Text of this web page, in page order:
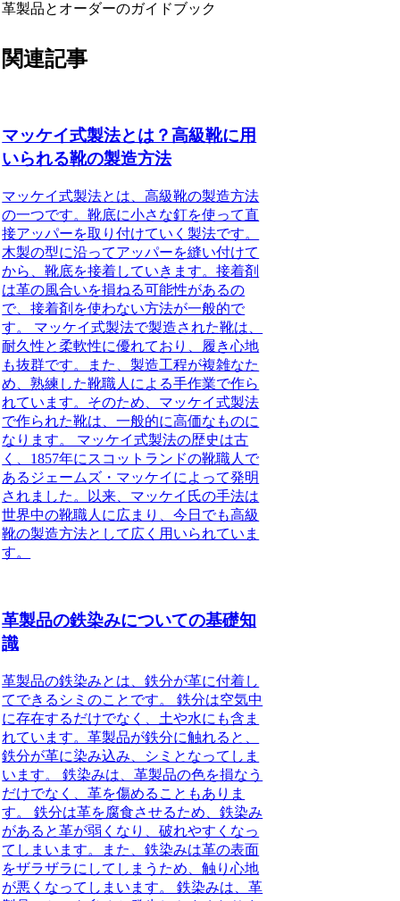
革製品とオーダーのガイドブック
関連記事
マッケイ式製法とは？高級靴に用
いられる靴の製造方法
マッケイ式製法とは、高級靴の製造方法
の一つです。靴底に小さな釘を使って直
接アッパーを取り付けていく製法です。
木製の型に沿ってアッパーを縫い付けて
から、靴底を接着していきます。接着剤
は革の風合いを損ねる可能性があるの
で、接着剤を使わない方法が一般的で
す。 マッケイ式製法で製造された靴は、
耐久性と柔軟性に優れており、履き心地
も抜群です。また、製造工程が複雑なた
め、熟練した靴職人による手作業で作ら
れています。そのため、マッケイ式製法
で作られた靴は、一般的に高価なものに
なります。 マッケイ式製法の歴史は古
く、1857年にスコットランドの靴職人で
あるジェームズ・マッケイによって発明
されました。以来、マッケイ氏の手法は
世界中の靴職人に広まり、今日でも高級
靴の製造方法として広く用いられていま
す。
革製品の鉄染みについての基礎知
識
革製品の鉄染みとは、鉄分が革に付着し
てできるシミのことです。 鉄分は空気中
に存在するだけでなく、土や水にも含ま
れています。革製品が鉄分に触れると、
鉄分が革に染み込み、シミとなってしま
います。 鉄染みは、革製品の色を損なう
だけでなく、革を傷めることもありま
す。 鉄分は革を腐食させるため、鉄染み
があると革が弱くなり、破れやすくなっ
てしまいます。また、鉄染みは革の表面
をザラザラにしてしまうため、触り心地
が悪くなってしまいます。 鉄染みは、革